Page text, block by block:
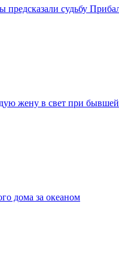
предсказали судьбу
жену в свет при бывшей
дома за океаном